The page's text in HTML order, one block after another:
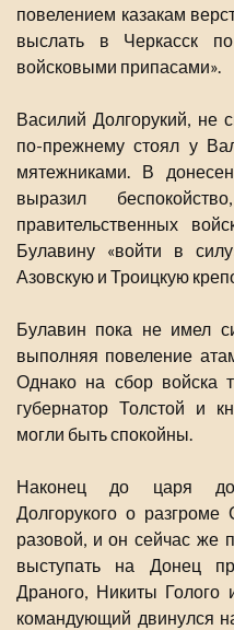
повелением казакам
выслать в Черкасск
войсковыми припасами».
Василий Долгорукий, не
по-прежнему стоял у
мятежниками. В
выразил
правительственных
Булавину «войти в
Азовскую и Троицкую
Булавин пока не имел
выполняя повеление
Однако на сбор войска
губернатор Толстой и
могли быть спокойны.
Наконец до царя
Долгорукого о
разовой, и он сейчас же
выступать на Донец
Драного, Никиты
командующий двинулся